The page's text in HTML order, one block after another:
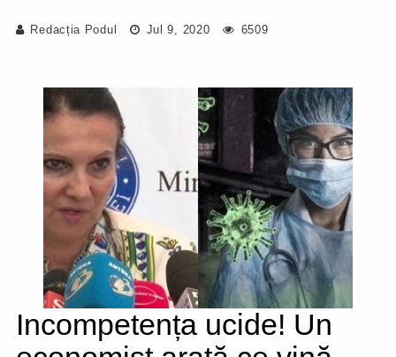
Redacția Podul Jul 9, 2020 6509
Incompetența ucide! Un